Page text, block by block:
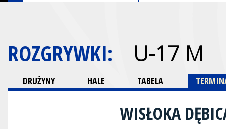
ROZGRYWKI: U-17 M
DRUŻYNY HALE TABELA
WISŁOKA